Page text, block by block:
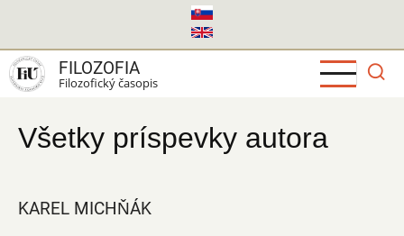
hlavný
obsah
FILOZOFIA
Filozofický časopis
Všetky príspevky autora
KAREL MICHŇÁK